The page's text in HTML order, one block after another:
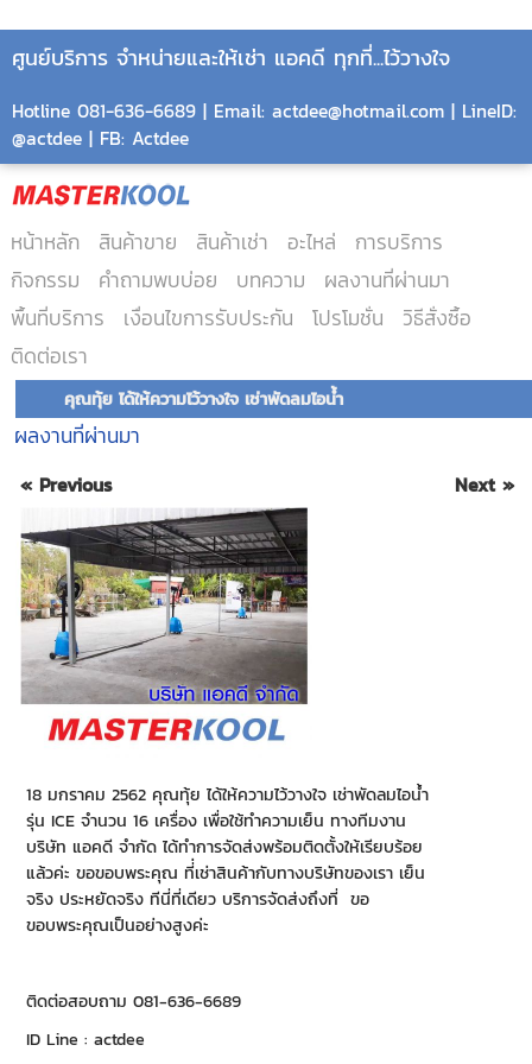
ศูนย์บริการ จำหน่ายและให้เช่า แอคดี ทุกที่...ไว้วางใจ
Hotline 081-636-6689 | Email: actdee@hotmail.com | LineID:
@actdee | FB: Actdee
หน้าหลัก สินค้าขาย สินค้าเช่า อะไหล่
การบริการ
กิจกรรม
คำถามพบบ่อย บทความ
ผลงานที่ผ่านมา
พื้นที่บริการ
เงื่อนไขการรับประกัน โปรโมชั่น
วิธีสั่งซื้อ
ติดต่อเรา
คุณทุ้ย ได้ให้ความไว้วางใจ เช่าพัดลมไอน้ำ
ผลงานที่ผ่านมา
« Previous Next »
18 มกราคม 2562 คุณทุ้ย ได้ให้ความไว้วางใจ เช่าพัดลมไอน้ำ
รุ่น ICE จำนวน 16 เครื่อง เพื่อใช้ทำความเย็น ทางทีมงาน
บริษัท แอคดี จำกัด ได้ทำการจัดส่งพร้อมติดตั้งให้เรียบร้อย
แล้วค่ะ ขอขอบพระคุณ ที่่เช่าสินค้ากับทางบริษัทของเรา เย็น
จริง ประหยัดจริง ทีนี่ที่เดียว บริการจัดส่งถึงที่ ขอ
ขอบพระคุณเป็นอย่างสูงค่ะ
ติดต่อสอบถาม 081-636-6689
ID Line : actdee